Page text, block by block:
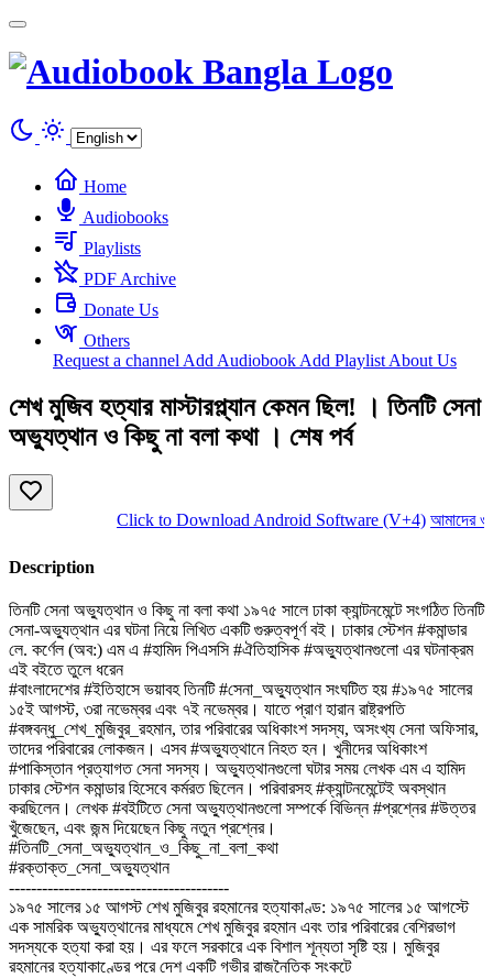
Home
Audiobooks
Playlists
PDF Archive
Donate Us
Others
Request a channel Add Audiobook Add Playlist About Us
শেখ মুজিব হত্যার মাস্টারপ্ল্যান কেমন ছিল! । তিনটি সেনা
অভ্যুত্থান ও কিছু না বলা কথা । শেষ পর্ব
Click to Download Android Software (V+4) আমাদের
Description
তিনটি সেনা অভ্যুত্থান ও কিছু না বলা কথা ১৯৭৫ সালে ঢাকা ক্যান্টনমেন্টে সংগঠিত তিনটি
সেনা-অভ্যুত্থান এর ঘটনা নিয়ে লিখিত একটি গুরুত্বপূর্ণ বই। ঢাকার স্টেশন #কমান্ডার
লে. কর্ণেল (অব:) এম এ #হামিদ পিএসসি #ঐতিহাসিক #অভ্যুত্থানগুলো এর ঘটনাক্রম
এই বইতে তুলে ধরেন
#বাংলাদেশের #ইতিহাসে ভয়াবহ তিনটি #সেনা_অভ্যুত্থান সংঘটিত হয় #১৯৭৫ সালের
১৫ই আগস্ট, ৩রা নভেম্বর এবং ৭ই নভেম্বর। যাতে প্রাণ হারান রাষ্ট্রপতি
#বঙ্গবন্ধু_শেখ_মুজিবুর_রহমান, তার পরিবারের অধিকাংশ সদস্য, অসংখ্য সেনা অফিসার,
তাদের পরিবারের লোকজন। এসব #অভ্যুত্থানে নিহত হন। খুনীদের অধিকাংশ
#পাকিস্তান প্রত্যাগত সেনা সদস্য। অভ্যুত্থানগুলো ঘটার সময় লেখক এম এ হামিদ
ঢাকার স্টেশন কমান্ডার হিসেবে কর্মরত ছিলেন। পরিবারসহ #ক্যান্টনমেন্টেই অবস্থান
করছিলেন। লেখক #বইটিতে সেনা অভ্যুত্থানগুলো সম্পর্কে বিভিন্ন #প্রশ্নের #উত্তর
খুঁজেছেন, এবং জন্ম দিয়েছেন কিছু নতুন প্রশ্নের।
#তিনটি_সেনা_অভ্যুত্থান_ও_কিছু_না_বলা_কথা
#রক্তাক্ত_সেনা_অভ্যুত্থান
----------------------------------------
১৯৭৫ সালের ১৫ আগস্ট শেখ মুজিবুর রহমানের হত্যাকাণ্ড: ১৯৭৫ সালের ১৫ আগস্টে
এক সামরিক অভ্যুত্থানের মাধ্যমে শেখ মুজিবুর রহমান এবং তার পরিবারের বেশিরভাগ
সদস্যকে হত্যা করা হয়। এর ফলে সরকারে এক বিশাল শূন্যতা সৃষ্টি হয়। মুজিবুর
রহমানের হত্যাকাণ্ডের পরে দেশ একটি গভীর রাজনৈতিক সংকটে